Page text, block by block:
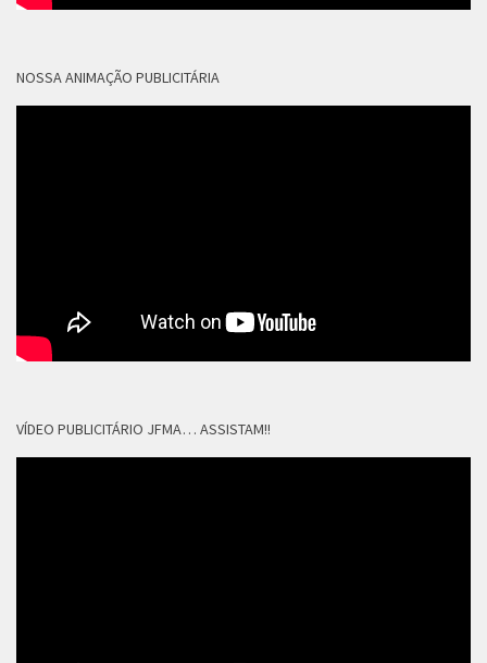
NOSSA ANIMAÇÃO PUBLICITÁRIA
VÍDEO PUBLICITÁRIO JFMA… ASSISTAM!!